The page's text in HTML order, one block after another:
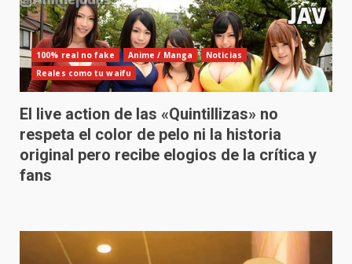
100% real no fake Anime / Manga
Noticias
Reales como tu waifu
El live action de las «Quintillizas» no
respeta el color de pelo ni la historia
original pero recibe elogios de la crítica y
fans